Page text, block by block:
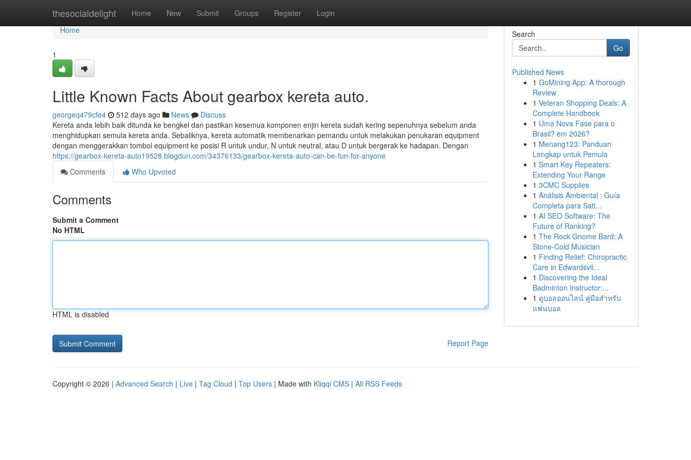
thesocialdelight Home New Submit Groups Register Login
Home
Home
1
Little Known Facts About gearbox kereta auto.
georgeq479cfe4 512 days ago News
Discuss
Kereta anda lebih baik ditunda ke bengkel dan pastikan kesemua komponen enjin kereta sudah kering sepenuhnya sebelum anda
menghidupkan semula kereta anda. Sebaliknya, kereta automatik membenarkan pemandu untuk melakukan penukaran equipment
dengan menggerakkan tombol equipment ke posisi R untuk undur, N untuk neutral, atau D untuk bergerak ke hadapan. Dengan
https://gearbox-kereta-auto19528.blogdun.com/34376133/gearbox-kereta-auto-can-be-fun-for-anyone
Comments
Who Upvoted
Comments
Submit a Comment
No HTML
HTML is disabled
Report Page
Search
Go
Published News
1 GoMining App: A thorough
Review
1 Veteran Shopping Deals: A
Complete Handbook
1 Uma Nova Fase para o
Brasil? em 2026?
1 Menang123: Panduan
Lengkap untuk Pemula
1 Smart Key Repeaters:
Extending Your Range
1 3CMC Supplies
1 Análisis Ambiental : Guía
Completa para Sati...
1 AI SEO Software: The
Future of Ranking?
1 The Rock Gnome Bard: A
Stone-Cold Musician
1 Finding Relief: Chiropractic
Care in Edwardsvil...
1 Discovering the Ideal
Badminton Instructor:...
1 ดูบอลออนไลน์ คู่มือสำหรับ
แฟนบอล
Copyright © 2026 | Advanced Search | Live | Tag Cloud | Top Users | Made with Kliqqi CMS | All RSS Feeds